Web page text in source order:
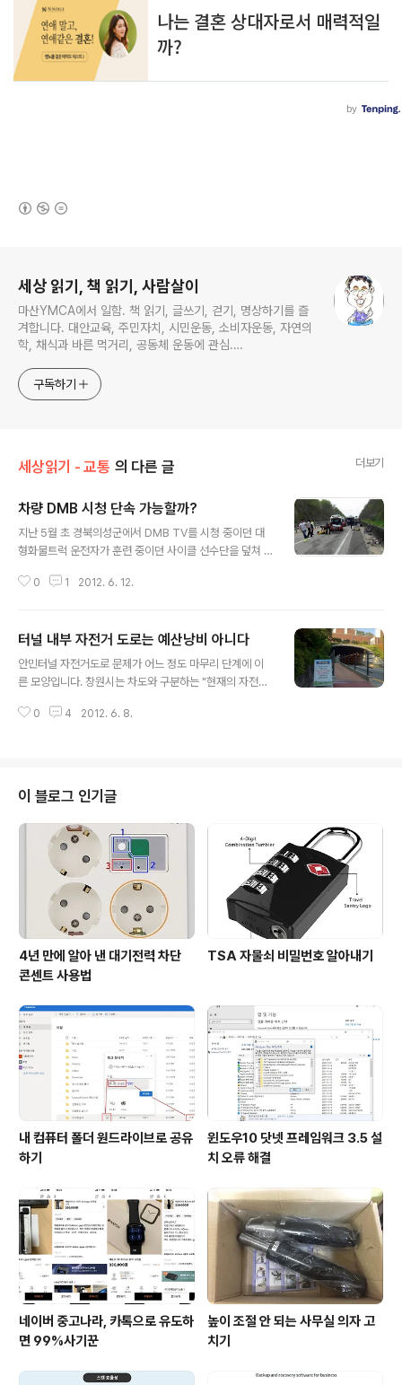
세상 읽기, 책 읽기, 사람살이
마산YMCA에서 일함. 책 읽기, 글쓰기, 걷기, 명상하기를 즐
겨합니다. 대안교육, 주민자치, 시민운동, 소비자운동, 자연의
학, 채식과 바른 먹거리, 공동체 운동에 관심.
http://www.facebook.com/ymcaman
구독하기
세상읽기 - 교통 의 다른 글 더보기
차량 DMB 시청 단속 가능할까?
지난 5월 초 경북의성군에서 DMB TV를 시청 중이던 대
형화물트럭 운전자가 훈련 중이던 사이클 선수단을 덮쳐 3
니다. 이 사고 이후 차량내 DMB TV 시청을 금지하라는 여
부가 시급하게 대책 마련에 나선 것은 전방 주시 태만으로
인한 교통사고가 계속 증가하고 있기 때문입니다. 최근 3
년 동안 2만 7378건의 교통사고로 901명이 사망하고 4
기 때문입니다. 정부가 마련하는 마련하는 대책은 크게 두
0 1 2012. 6. 12.
터널 내부 자전거 도로는 예산낭비 아니다
안민터널 자전거도로 문제가 어느 정도 마무리 단계에 이
른 모양입니다. 창원시는 차도와 구분하는 "현재의 자전거
노피 공사는 하지 않겠다"는 방침을 정하였습니다.(2012/
어졌습니다. 대체로 이를 보도한 지역 방송과 신문은 '창원
시가 안민터널 내부 자전거 도로를 졸속으로 준비하였다',
'터널 내부의 매연이나 소음에 대한 대책이 마련되어야 한
다'는 쪽이었습니다. 방송사 기자, 작가 분들 모두 이런 생
각을 가지고 있어서 인터뷰를 위한 협의를 하면서 서로 다
른 생각이 충돌하기도 하였습니..
0 4 2012. 6. 8.
이 블로그 인기글
4년 만에 알아 낸 대기전력 차단
콘센트 사용법
TSA 자물쇠 비밀번호 알아내기
내 컴퓨터 폴더 원드라이브로 공유
하기
윈도우10 닷넷 프레임워크 3.5 설
치 오류 해결
네이버 중고나라, 카톡으로 유도하
면 99%사기꾼
높이 조절 안 되는 사무실 의자 고
치기